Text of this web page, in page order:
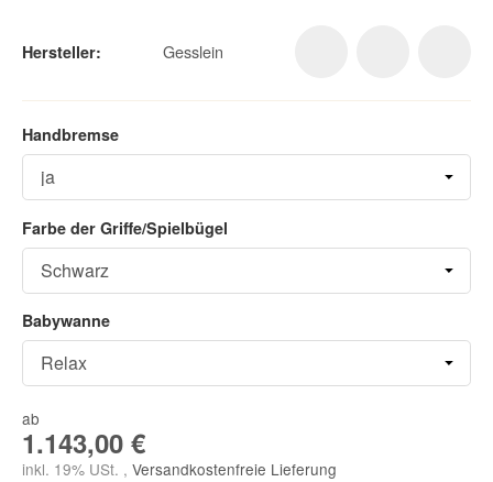
Hersteller: Gesslein
Handbremse
Farbe der Griffe/Spielbügel
Babywanne
ab
1.143,00 €
inkl. 19% USt. , Versandkostenfreie Lieferung